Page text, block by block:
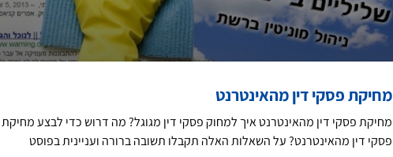
מחיקת פסקי דין מהאינטרנט
מחיקת פסקי דין מהאינטרנט איך למחוק פסקי דין מגוגל? מה דרוש כדי לבצע מחיקת
פסקי דין מהאינטרנט? על השאלות האלה תקבלו תשובה ברורה ועניינית בפוסט